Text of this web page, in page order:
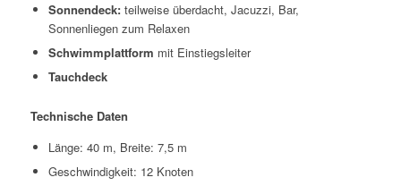
Sonnendeck:teilweise überdacht, Jacuzzi, Bar,
Sonnenliegen zum Relaxen
Schwimmplattform mit Einstiegsleiter
Tauchdeck
Technische Daten
Länge: 40 m, Breite: 7,5 m
Geschwindigkeit: 12 Knoten